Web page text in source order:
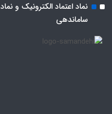
نماد اعتماد الکترونیک و نماد
ساماندهی